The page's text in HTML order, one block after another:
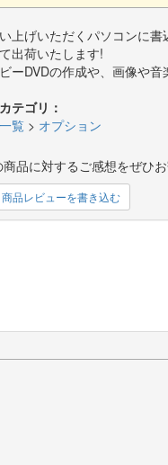
上げいただくパソコンに
出荷いたします!
ーDVDの作成や、画像や
テゴリ：
覧> オプション
商品に対するご感想をぜひお
品レビューを書き込む